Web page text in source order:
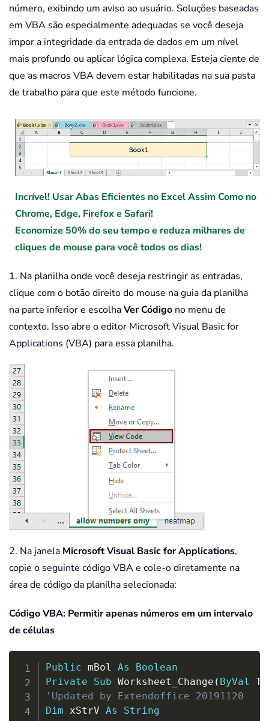
número, exibindo um aviso ao usuário. Soluções baseadas
em VBA são especialmente adequadas se você deseja
impor a integridade da entrada de dados em um nível
mais profundo ou aplicar lógica complexa. Esteja ciente de
que as macros VBA devem estar habilitadas na sua pasta
de trabalho para que este método funcione.
Incrível! Usar Abas Eficientes no Excel Assim Como no
Chrome, Edge, Firefox e Safari!
Economize 50% do seu tempo e reduza milhares de
cliques de mouse para você todos os dias!
1. Na planilha onde você deseja restringir as entradas,
clique com o botão direito do mouse na guia da planilha
na parte inferior e escolhaVer Código no menu de
contexto. Isso abre o editor Microsoft Visual Basic for
Applications (VBA) para essa planilha.
2. Na janela Microsoft Visual Basic for Applications,
copie o seguinte código VBA e cole-o diretamente na
área de código da planilha selecionada:
Código VBA: Permitir apenas números em um intervalo
de células
Public mBol As
Boolean
Private
Sub Worksheet_Change ( ByVal
'Updated by Extendoffice 20191120
Dim xStrV As
String